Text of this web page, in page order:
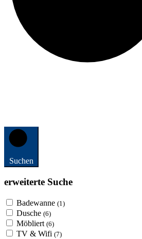
Suchen
erweiterte Suche
Badewanne (1)
Dusche (6)
Möbliert (6)
TV & Wifi (7)